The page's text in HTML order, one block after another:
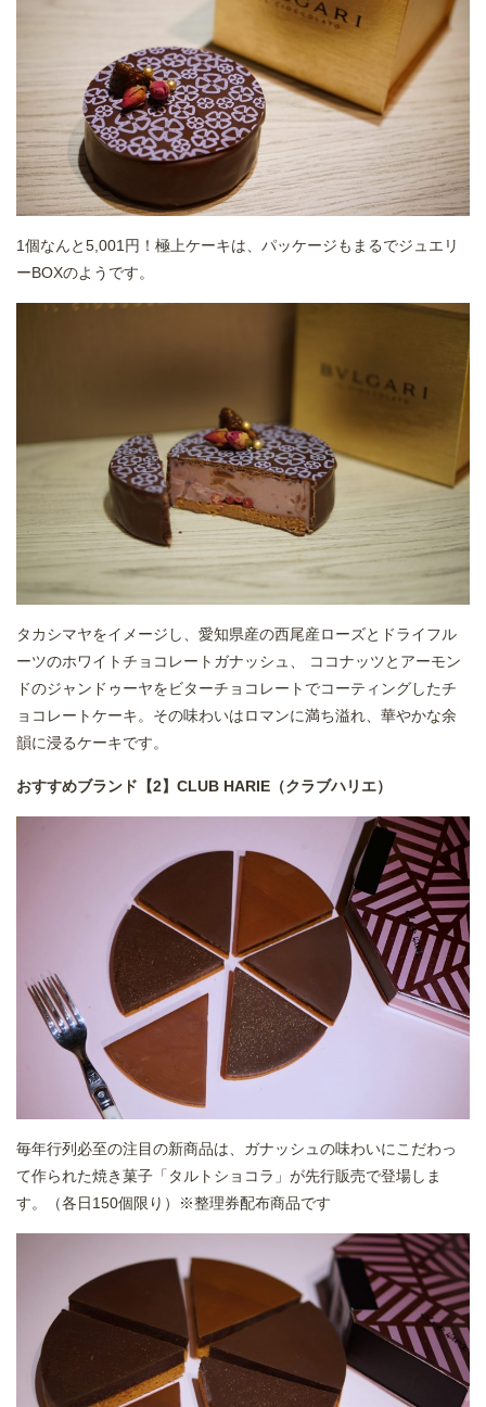
1個なんと5,001円！極上ケーキは、パッケージもまるでジュエリ
ーBOXのようです。
タカシマヤをイメージし、愛知県産の西尾産ローズとドライフル
ーツのホワイトチョコレートガナッシュ、 ココナッツとアーモン
ドのジャンドゥーヤをビターチョコレートでコーティングしたチ
ョコレートケーキ。その味わいはロマンに満ち溢れ、華やかな余
韻に浸るケーキです。
おすすめブランド【2】CLUB HARIE（クラブハリエ）
毎年行列必至の注目の新商品は、ガナッシュの味わいにこだわっ
て作られた焼き菓子「タルトショコラ」が先行販売で登場しま
す。（各日150個限り）※整理券配布商品です